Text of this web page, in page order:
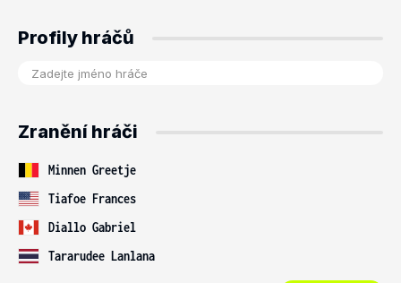
Profily hráčů
Zranění hráči
Minnen Greetje
Tiafoe Frances
Diallo Gabriel
Tararudee Lanlana